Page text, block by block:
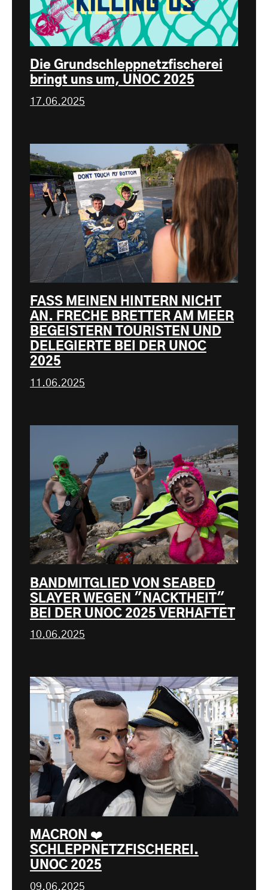
Die Grundschleppnetzfischerei
bringt uns um, UNOC 2025
17.06.2025
FASS MEINEN HINTERN NICHT
AN. FRECHE BRETTER AM MEER
BEGEISTERN TOURISTEN UND
DELEGIERTE BEI DER UNOC
2025
11.06.2025
BANDMITGLIED VON SEABED
SLAYER WEGEN "NACKTHEIT"
BEI DER UNOC 2025 VERHAFTET
10.06.2025
MACRON ❤️
SCHLEPPNETZFISCHEREI.
UNOC 2025
09.06.2025